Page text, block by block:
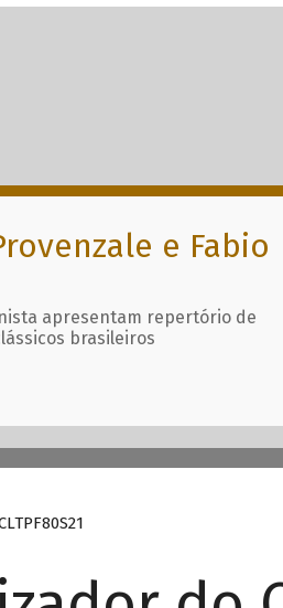
e Fabio
apresentam repertório de
brasileiros